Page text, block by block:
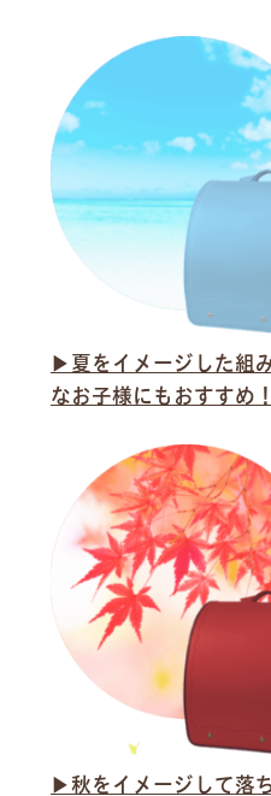
▶︎夏をイメージした組
なお子様にもおすすめ！
▶︎秋をイメージして落